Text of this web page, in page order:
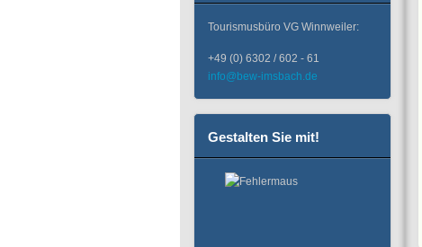
Tourismusbüro VG Winnweiler:
+49 (0) 6302 / 602 - 61
info@bew-imsbach.de
Gestalten Sie mit!